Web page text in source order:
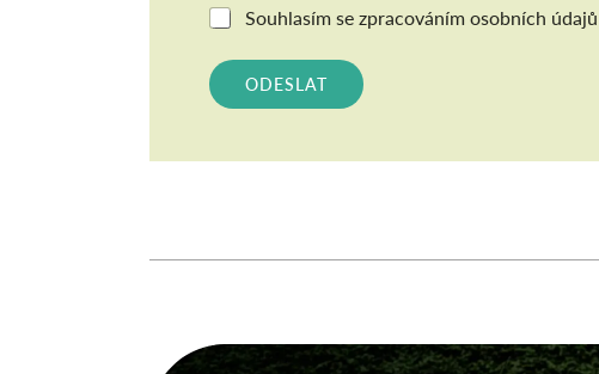
G
P
R
*
Souhlasím sezpracováním osobních údajů
ODESLAT